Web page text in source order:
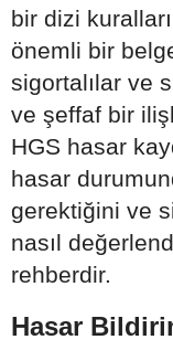
bir dizi
önemli bir
sigortalılar ve
ve şeffaf bir
HGS hasar
hasar
gerektiğini ve
nasıl
rehberdir.
Hasar